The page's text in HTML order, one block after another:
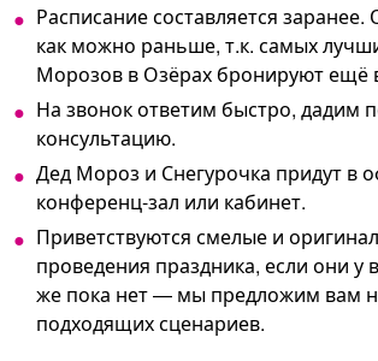
Расписание составляется
как можно раньше, т.к. самых
Морозов в Озёрах бронируют ещё
На звонок ответим быстро, дадим
консультацию.
Дед Мороз и Снегурочка придут в
конференц-зал или кабинет.
Приветствуются смелые и
проведения праздника, если они у
же пока нет — мы предложим вам
подходящих сценариев.